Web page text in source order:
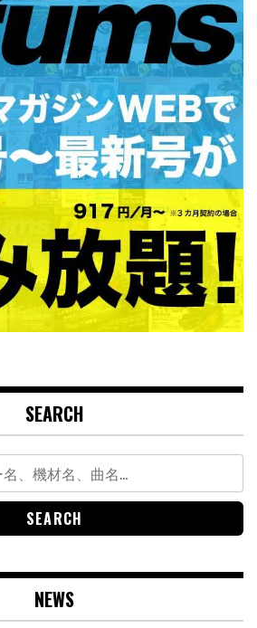
SEARCH
NEWS